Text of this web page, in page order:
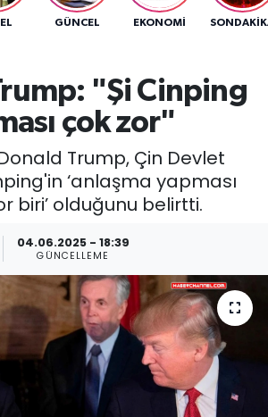
GÜNCEL EKONOMİ
"Şi Cinping
çok zor"
Trump, Çin Devlet
‘anlaşma yapması
biri’ olduğunu belirtti.
04.06.2025 - 18:39
GÜNCELLEME
Durumu ve Fikstür
Haberleri